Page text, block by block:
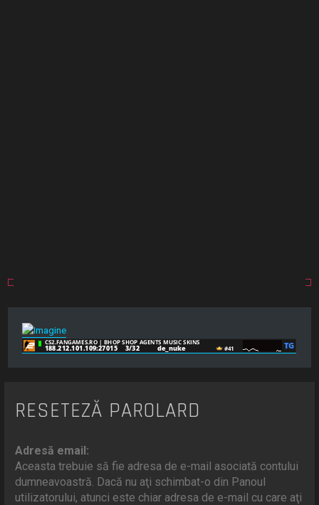
RESETEZĂ PAROLARD
Adresă email:
Aceasta trebuie să fie adresa de e-mail asociată contului
dumneavoastră. Dacă nu aţi schimbat-o din Panoul
utilizatorului, atunci este chiar adresa de e-mail cu care aţi